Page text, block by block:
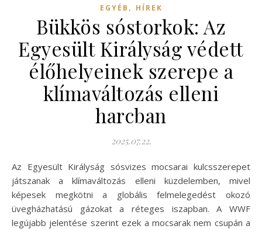
EGYÉB , HÍREK
Bükkös sóstorkok: Az
Egyesült Királyság védett
élőhelyeinek szerepe a
klímaváltozás elleni
harcban
2025.07.22.
Az Egyesült Királyság sósvizes mocsarai kulcsszerepet
játszanak a klímaváltozás elleni küzdelemben, mivel
képesek megkötni a globális felmelegedést okozó
üvegházhatású gázokat a réteges iszapban. A WWF
legújabb jelentése szerint ezek a mocsarak nem csupán a